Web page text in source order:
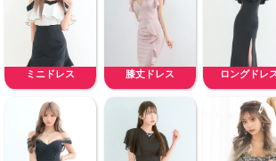
ミニドレス 膝丈ドレス ロングドレ